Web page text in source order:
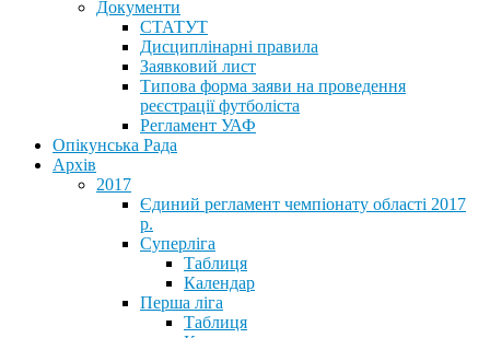
Документи
СТАТУТ
Дисциплінарні правила
Заявковий лист
Типова форма заяви на проведення
реєстрації футболіста
Регламент УАФ
Опікунська Рада
Архів
2017
Єдиний регламент чемпіонату області 2017
р.
Суперліга
Таблиця
Календар
Перша ліга
Таблиця